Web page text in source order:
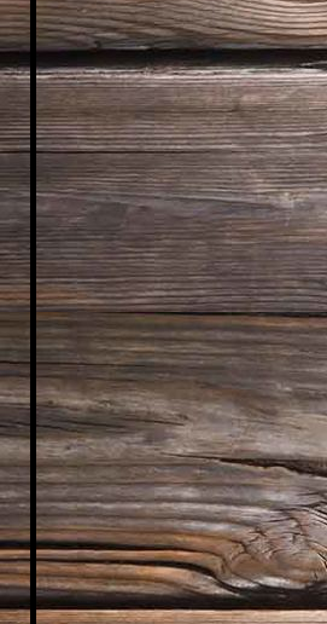
IMG_1716